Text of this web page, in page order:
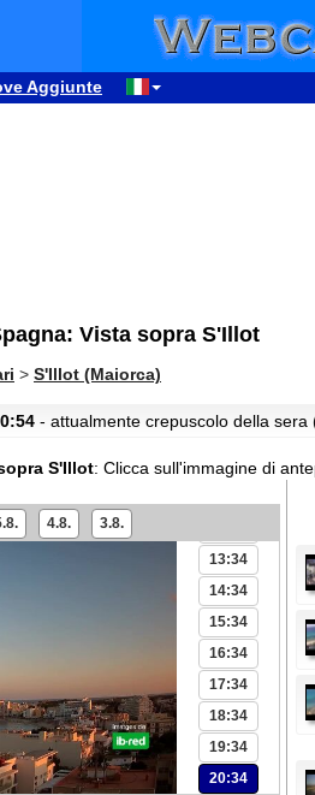
Aggiunte
Vista sopra S'Illot
> S'Illot (Maiorca)
- attualmente crepuscolo della
S'Illot: Clicca sull'immagine di
4.8. 3.8.
06:34
10:34
13:34
14:34
15:34
16:34
17:34
18:34
19:34
20:34